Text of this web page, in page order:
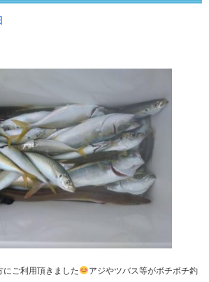
ご利用頂きました
アジやツバス等がボチボチ釣